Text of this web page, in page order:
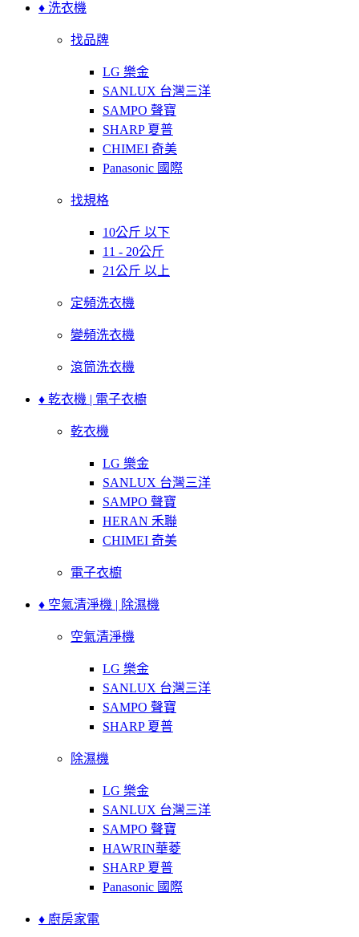
♦ 洗衣機
找品牌
LG 樂金
SANLUX 台灣三洋
SAMPO 聲寶
SHARP 夏普
CHIMEI 奇美
Panasonic 國際
找規格
10公斤 以下
11 - 20公斤
21公斤 以上
定頻洗衣機
變頻洗衣機
滾筒洗衣機
♦ 乾衣機 | 電子衣櫥
乾衣機
LG 樂金
SANLUX 台灣三洋
SAMPO 聲寶
HERAN 禾聯
CHIMEI 奇美
電子衣櫥
♦ 空氣清淨機 | 除濕機
空氣清淨機
LG 樂金
SANLUX 台灣三洋
SAMPO 聲寶
SHARP 夏普
除濕機
LG 樂金
SANLUX 台灣三洋
SAMPO 聲寶
HAWRIN華菱
SHARP 夏普
Panasonic 國際
♦ 廚房家電